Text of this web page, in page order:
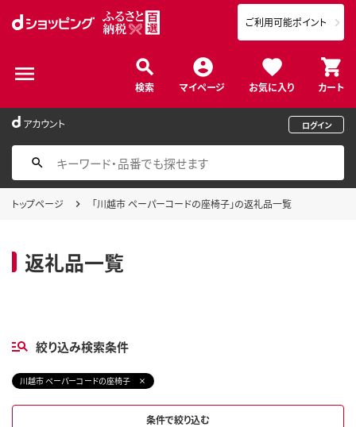
検索 マイページ お気に入り カート
ご利用可能ポイント
アカウント ログイン
トップページ 「川越市 ペーパーコードの座椅子」の返礼品一覧
返礼品一覧
絞り込み検索条件
川越市 ペーパーコードの座椅子
条件で絞り込む